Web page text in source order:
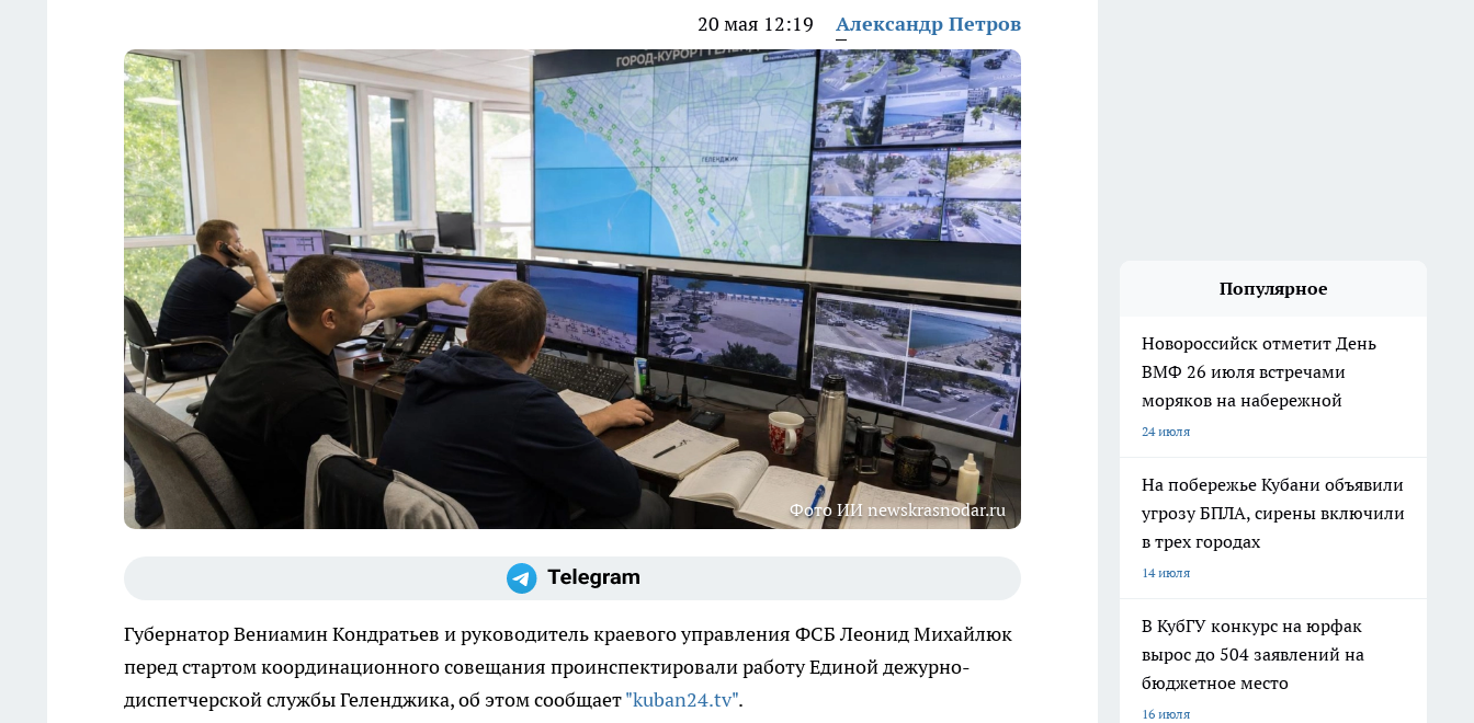
20 мая 12:19 Александр Петров
Фото ИИ newskrasnodar.ru
Губернатор Вениамин Кондратьев и руководитель краевого управления ФСБ Леонид Михайлюк
перед стартом координационного совещания проинспектировали работу Единой дежурно-
диспетчерской службы Геленджика, об этом сообщает"kuban24.tv".
Популярное
Новороссийск отметит День
ВМФ 26 июля встречами
моряков на набережной
24 июля
На побережье Кубани объявили
угрозу БПЛА, сирены включили
в трех городах
14 июля
В КубГУ конкурс на юрфак
вырос до 504 заявлений на
бюджетное место
16 июля